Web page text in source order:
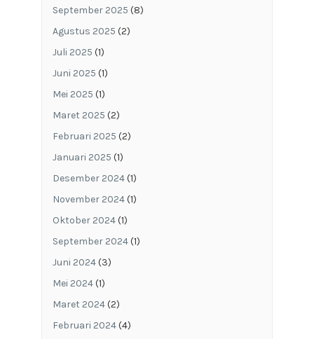
September 2025 (8)
Agustus 2025 (2)
Juli 2025 (1)
Juni 2025 (1)
Mei 2025 (1)
Maret 2025 (2)
Februari 2025 (2)
Januari 2025 (1)
Desember 2024(1)
November 2024(1)
Oktober 2024(1)
September 2024(1)
Juni 2024(3)
Mei 2024(1)
Maret 2024(2)
Februari 2024(4)